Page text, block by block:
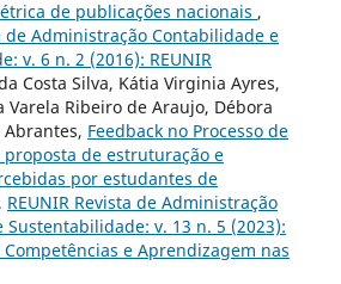
de publicações nacionais ,
de Administração Contabilidade e
v. 6 n. 2 (2016): REUNIR
Costa Silva, Kátia Virginia Ayres,
Varela Ribeiro de Araujo, Débora
Abrantes, Feedback no Processo de
de estruturação e
por estudantes de
, REUNIR Revista de Administração
v. 13 n. 5 (2023):
Competências e Aprendizagem nas